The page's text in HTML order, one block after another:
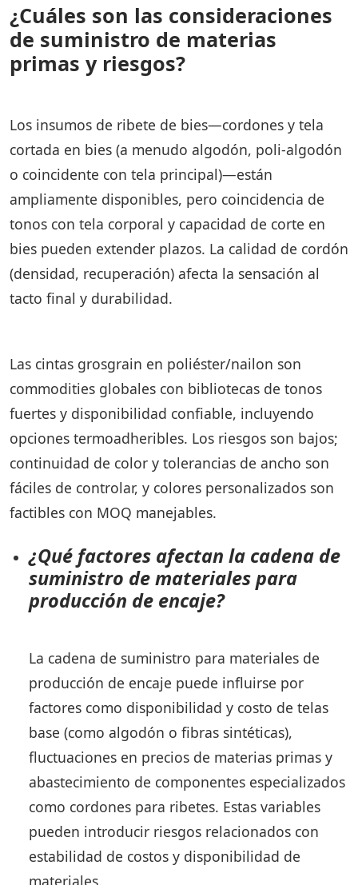
¿Cuáles son las consideraciones
de suministro de materias
primas y riesgos?
Los insumos de ribete de bies—cordones y tela
cortada en bies (a menudo algodón, poli-algodón
o coincidente con tela principal)—están
ampliamente disponibles, pero coincidencia de
tonos con tela corporal y capacidad de corte en
bies pueden extender plazos. La calidad de cordón
(densidad, recuperación) afecta la sensación al
tacto final y durabilidad.
Las cintas grosgrain en poliéster/nailon son
commodities globales con bibliotecas de tonos
fuertes y disponibilidad confiable, incluyendo
opciones termoadheribles. Los riesgos son bajos;
continuidad de color y tolerancias de ancho son
fáciles de controlar, y colores personalizados son
factibles con MOQ manejables.
¿Qué factores afectan la cadena de
suministro de materiales para
producción de encaje?
La cadena de suministro para materiales de
producción de encaje puede influirse por
factores como disponibilidad y costo de telas
base (como algodón o fibras sintéticas),
fluctuaciones en precios de materias primas y
abastecimiento de componentes especializados
como cordones para ribetes. Estas variables
pueden introducir riesgos relacionados con
estabilidad de costos y disponibilidad de
materiales.